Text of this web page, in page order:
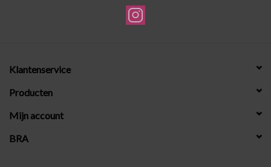
Klantenservice
Producten
Mijn account
BRA